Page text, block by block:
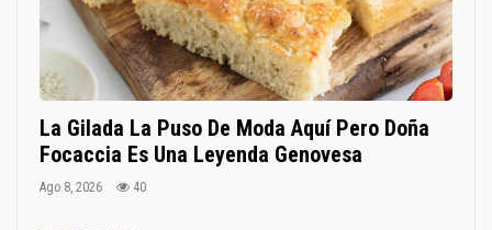
La Gilada La Puso De Moda Aquí Pero Doña
Focaccia Es Una Leyenda Genovesa
Ago 8, 2026 40